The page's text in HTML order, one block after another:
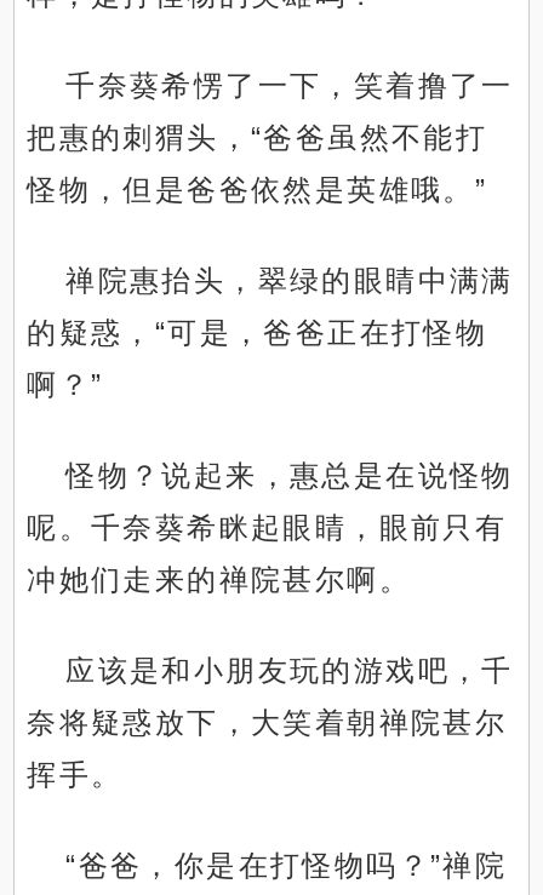
千奈葵希愣了一下，笑着撸了一
把惠的刺猬头，“爸爸虽然不能打
怪物，但是爸爸依然是英雄哦。”
禅院惠抬头，翠绿的眼睛中满满
的疑惑，“可是，爸爸正在打怪物
啊？”
怪物？说起来，惠总是在说怪物
呢。千奈葵希眯起眼睛，眼前只有
冲她们走来的禅院甚尔啊。
应该是和小朋友玩的游戏吧，千
奈将疑惑放下，大笑着朝禅院甚尔
挥手。
“爸爸，你是在打怪物吗？”禅院